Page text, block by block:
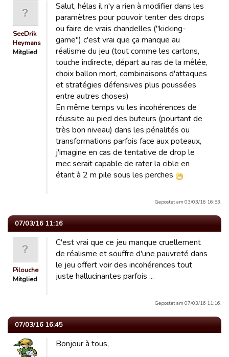
SeeDrik
Heymans
Mitglied
Salut, hélas il n'y a rien à modifier dans les
paramètres pour pouvoir tenter des drops
ou faire de vrais chandelles ("kicking-
game") c'est vrai que ça manque au
réalisme du jeu (tout comme les cartons,
touche indirecte, départ au ras de la mêlée,
choix ballon mort, combinaisons d'attaques
et stratégies défensives plus poussées
entre autres choses)
En même temps vu les incohérences de
réussite au pied des buteurs (pourtant de
très bon niveau) dans les pénalités ou
transformations parfois face aux poteaux,
j'imagine en cas de tentative de drop le
mec serait capable de rater la cible en
étant à 2 m pile sous les perches
Gepostet am 03/03/16 16:53.
07/03/16 11:16
Pilouche
Mitglied
C'est vrai que ce jeu manque cruellement
de réalisme et souffre d'une pauvreté dans
le jeu offert voir des incohérences tout
juste hallucinantes parfois ...
Gepostet am 07/03/16 11:16.
07/03/16 16:45
Bonjour à tous,